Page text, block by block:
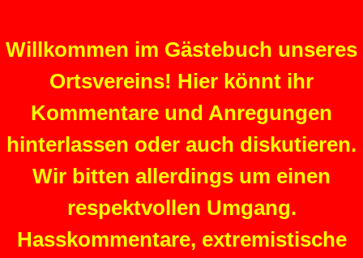
Willkommen im Gästebuch unseres
Ortsvereins! Hier könnt ihr
Kommentare und Anregungen
hinterlassen oder auch diskutieren.
Wir bitten allerdings um einen
respektvollen Umgang.
Hasskommentare, extremistische